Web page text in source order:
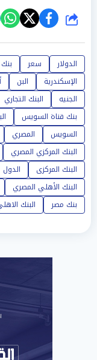
شارك
الدولار سعر
الإسكندرية
البن
الجنيه
البنك التجاري
بنك قناة السويس
السويس
المصري
البنك المركزي المصري
البنك المركزى
الدول
البنك الأهلي المصري
بنك مصر
البنك